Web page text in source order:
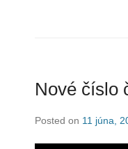
Nové číslo
Posted on 11 júna,